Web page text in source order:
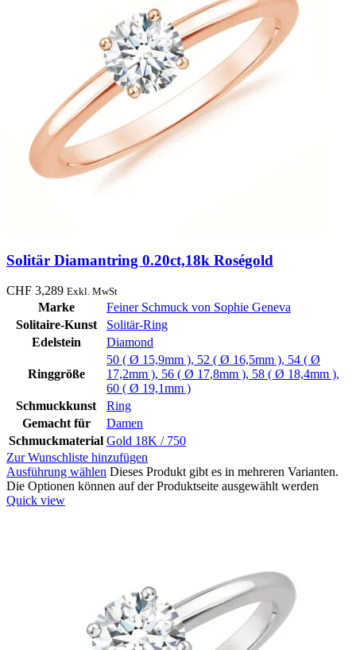
Solitär Diamantring 0.20ct,18k Roségold
CHF 3,289 Exkl. MwSt
Marke
Feiner Schmuck von Sophie Geneva
Solitaire-Kunst
Solitär-Ring
Edelstein
Diamond
Ringgröße
50 ( Ø 15,9mm ), 52 ( Ø 16,5mm ), 54 ( Ø
17,2mm ), 56 ( Ø 17,8mm ), 58 ( Ø 18,4mm ),
60 ( Ø 19,1mm )
Schmuckkunst
Ring
Gemacht für
Damen
Schmuckmaterial Gold 18K / 750
Zur Wunschliste hinzufügen
Ausführung wählen Dieses Produkt gibt es in mehreren Varianten.
Die Optionen können auf der Produktseite ausgewählt werden
Quick view